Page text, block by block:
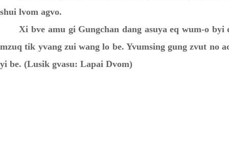
shui lvom agvo.
Xi bve amu gi Gungchan dang asuya eq wum-o byi
mzuq tik yvang zui wang lo be. Yvumsing gung zvut no
yi be. (Lusik gvasu: Lapai Dvom)